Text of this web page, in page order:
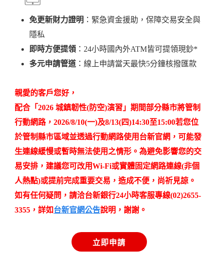
免更新財力證明 ：緊急資金援助，保障交易安全與
隱私
即時方便提領 ：24小時國內外ATM皆可提領現鈔*
多元申請管道 ：線上申請當天最快5分鐘核撥匯款
親愛的客戶您好，
配合「2026 城鎮韌性(防空)演習」期間部分縣市將管制
行動網路，2026/8/10(一)及8/13(四)14:30至15:00若您位
於管制縣市區域並透過行動網路使用台新官網， 可能發
生連線緩慢或暫時無法使用之情形。為避免影響您的交
易安排，建議您可改用Wi-Fi或實體固定網路連線(非個
人熱點)或提前完成重要交易， 造成不便，尚祈見諒。
如有任何疑問，請洽台新銀行24小時客服專線(02)2655-
3355， 詳如台新官網公告說明，謝謝。
立即申請